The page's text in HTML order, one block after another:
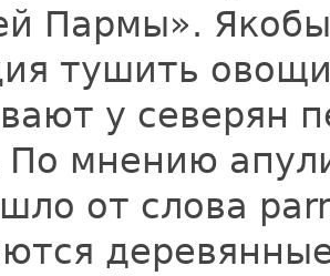
Пармы».
тушить
у северян
мнению
от слова